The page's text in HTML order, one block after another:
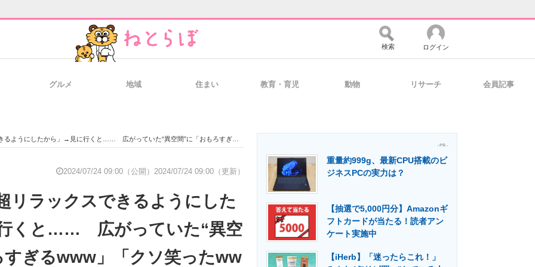
経営リーダーのコミュニティ マーケ×ITの今がよく分かる
IT製品の技術・比較・事例 製造業のIT導入・活用を支援
検索 ログイン
グルメ 地域 住まい 教育・育児 動物 リサーチ 会員記事
たから」→見に行くと…… 広がっていた“異空間”に「おもろすぎるwww」「クソ笑ったwwしんどい」
2024/07/24 09:00（公開） 2024/07/24 09:00（更新）
リラックスできるようにした
くと…… 広がっていた“異空
すぎるwww」「クソ笑ったww
- PR -
重量約999g、最新CPU搭載のビ
ジネスPCの実力は？
【抽選で5,000円分】Amazonギ
フトカードが当たる！読者アン
ケート実施中
【iHerb】「迷ったらこれ！」